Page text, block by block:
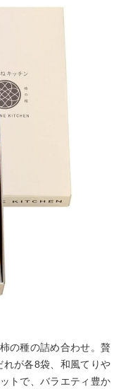
の種の詰め合わせ。贅
が各8袋、和風てりや
トで、バラエティ豊か